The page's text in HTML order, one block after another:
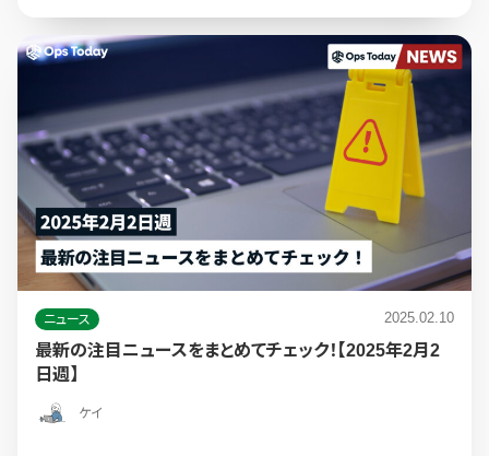
ニュース 2025.02.10
最新の注目ニュースをまとめてチェック！【2025年2月2
日週】
ケイ